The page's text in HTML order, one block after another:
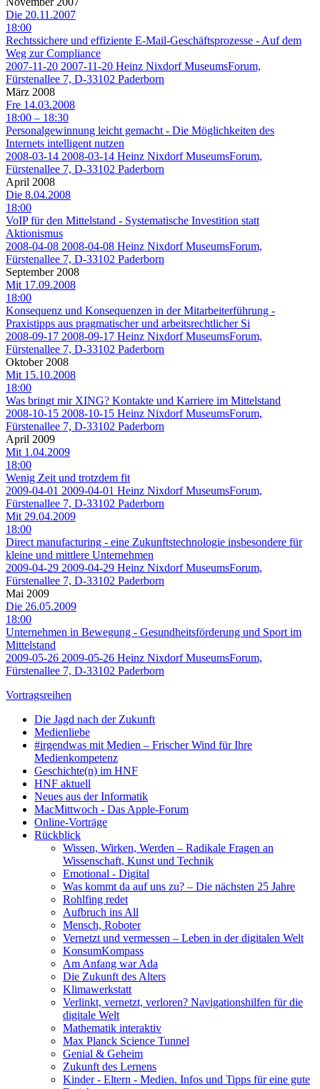
Die 20.11.2007
18:00
Rechtssichere und effiziente E-Mail-Geschäftsprozesse - Auf dem
Weg zur Compliance
2007-11-20 2007-11-20 Heinz Nixdorf MuseumsForum,
Fürstenallee 7, D-33102 Paderborn
März 2008
Fre 14.03.2008
18:00 – 18:30
Personalgewinnung leicht gemacht - Die Möglichkeiten des
Internets intelligent nutzen
2008-03-14 2008-03-14 Heinz Nixdorf MuseumsForum,
Fürstenallee 7, D-33102 Paderborn
April 2008
Die 8.04.2008
18:00
VoIP für den Mittelstand - Systematische Investition statt
Aktionismus
2008-04-08 2008-04-08 Heinz Nixdorf MuseumsForum,
Fürstenallee 7, D-33102 Paderborn
September 2008
Mit 17.09.2008
18:00
Konsequenz und Konsequenzen in der Mitarbeiterführung -
Praxistipps aus pragmatischer und arbeitsrechtlicher Si
2008-09-17 2008-09-17 Heinz Nixdorf MuseumsForum,
Fürstenallee 7, D-33102 Paderborn
Oktober 2008
Mit 15.10.2008
18:00
Was bringt mir XING? Kontakte und Karriere im Mittelstand
2008-10-15 2008-10-15 Heinz Nixdorf MuseumsForum,
Fürstenallee 7, D-33102 Paderborn
April 2009
Mit 1.04.2009
18:00
Wenig Zeit und trotzdem fit
2009-04-01 2009-04-01 Heinz Nixdorf MuseumsForum,
Fürstenallee 7, D-33102 Paderborn
Mit 29.04.2009
18:00
Direct manufacturing - eine Zukunftstechnologie insbesondere für
kleine und mittlere Unternehmen
2009-04-29 2009-04-29 Heinz Nixdorf MuseumsForum,
Fürstenallee 7, D-33102 Paderborn
Mai 2009
Die 26.05.2009
18:00
Unternehmen in Bewegung - Gesundheitsförderung und Sport im
Mittelstand
2009-05-26 2009-05-26 Heinz Nixdorf MuseumsForum,
Fürstenallee 7, D-33102 Paderborn
Vortragsreihen
Die Jagd nach der Zukunft
Medienliebe
#irgendwas mit Medien – Frischer Wind für Ihre
Medienkompetenz
Geschichte(n) im HNF
HNF aktuell
Neues aus der Informatik
MacMittwoch - Das Apple-Forum
Online-Vorträge
Rückblick
Wissen, Wirken, Werden – Radikale Fragen an
Wissenschaft, Kunst und Technik
Emotional - Digital
Was kommt da auf uns zu? – Die nächsten 25 Jahre
Rohlfing redet
Aufbruch ins All
Mensch, Roboter
Vernetzt und vermessen – Leben in der digitalen Welt
KonsumKompass
Am Anfang war Ada
Die Zukunft des Alters
Klimawerkstatt
Verlinkt, vernetzt, verloren? Navigationshilfen für die
digitale Welt
Mathematik interaktiv
Max Planck Science Tunnel
Genial & Geheim
Zukunft des Lernens
Kinder - Eltern - Medien. Infos und Tipps für eine gute